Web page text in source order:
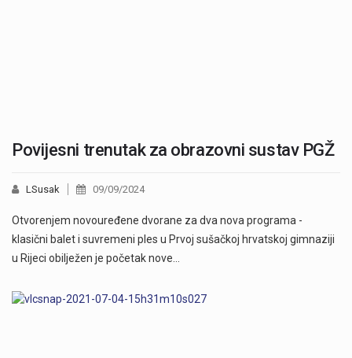
Povijesni trenutak za obrazovni sustav PGŽ
LSusak 09/09/2024
Otvorenjem novouređene dvorane za dva nova programa -
klasični balet i suvremeni ples u Prvoj sušačkoj hrvatskoj gimnaziji
u Rijeci obilježen je početak nove…